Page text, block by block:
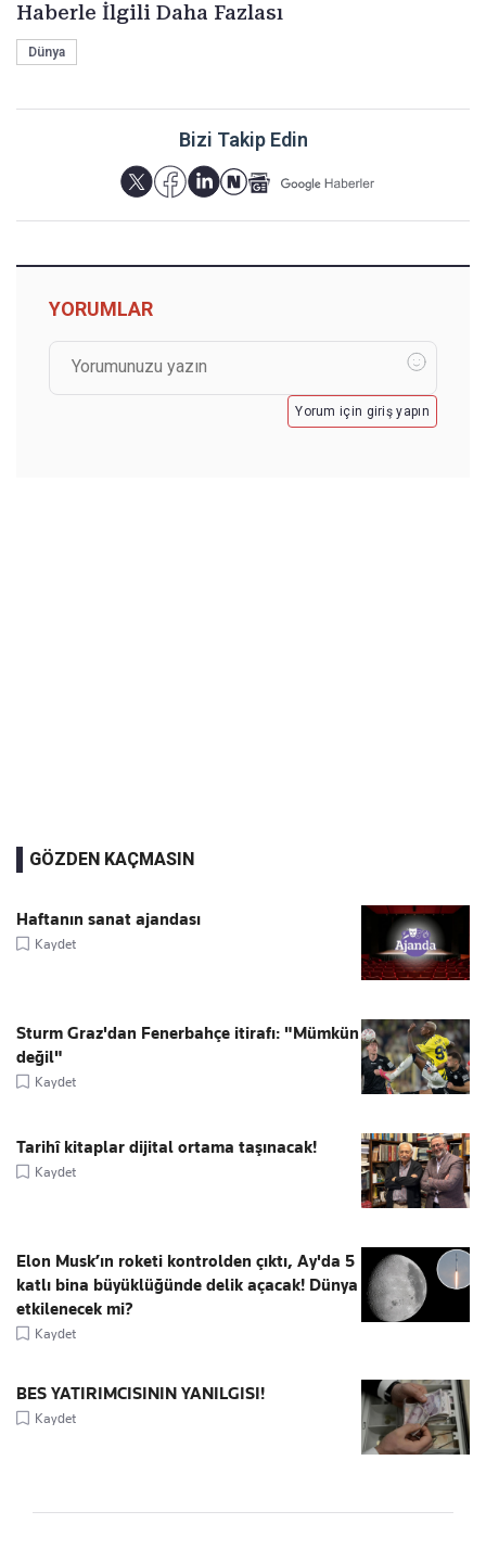
Haberle İlgili Daha Fazlası
Dünya
Bizi Takip Edin
YORUMLAR
Yorum için giriş yapın
GÖZDEN KAÇMASIN
Haftanın sanat ajandası
Kaydet
Sturm Graz'dan Fenerbahçe itirafı: "Mümkün
değil"
Kaydet
Tarihî kitaplar dijital ortama taşınacak!
Kaydet
Elon Musk’ın roketi kontrolden çıktı, Ay'da 5
katlı bina büyüklüğünde delik açacak! Dünya
etkilenecek mi?
Kaydet
BES YATIRIMCISININ YANILGISI!
Kaydet